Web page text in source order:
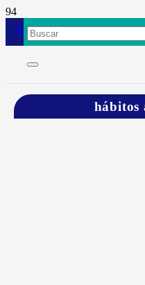
hábitos